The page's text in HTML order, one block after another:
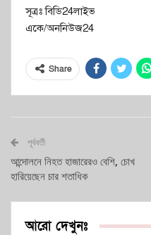
সূত্রঃ বিডি24লাইভ
একে/অননিউজ24
Share
পূর্ববর্তী
আন্দোলনে নিহত হাজারেরও বেশি, চোখ
হারিয়েছেন চার শতাধিক
আরো দেখুনঃ